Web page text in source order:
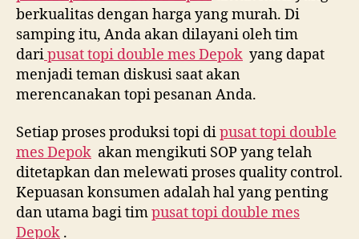
berkualitas dengan harga yang murah. Di
samping itu, Anda akan dilayani oleh tim
daripusat topi double mes Depok yang dapat
menjadi teman diskusi saat akan
merencanakan topi pesanan Anda.
Setiap proses produksi topi dipusat topi double
mes Depok akan mengikuti SOP yang telah
ditetapkan dan melewati proses quality control.
Kepuasan konsumen adalah hal yang penting
dan utama bagi timpusat topi double mes
Depok .